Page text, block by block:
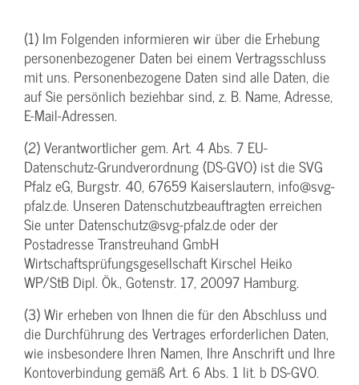
(1) Im Folgenden informieren wir über die Erhebung
personenbezogener Daten bei einem Vertragsschluss
mit uns. Personenbezogene Daten sind alle Daten, die
auf Sie persönlich beziehbar sind, z. B. Name, Adresse,
E-Mail-Adressen.
(2) Verantwortlicher gem. Art. 4 Abs. 7 EU-
Datenschutz-Grundverordnung (DS-GVO) ist die SVG
Pfalz eG, Burgstr. 40, 67659 Kaiserslautern, info@svg-
pfalz.de. Unseren Datenschutzbeauftragten erreichen
Sie unter Datenschutz@svg-pfalz.de oder der
Postadresse Transtreuhand GmbH
Wirtschaftsprüfungsgesellschaft Kirschel Heiko
WP/StB Dipl. Ök., Gotenstr. 17, 20097 Hamburg.
(3) Wir erheben von Ihnen die für den Abschluss und
die Durchführung des Vertrages erforderlichen Daten,
wie insbesondere Ihren Namen, Ihre Anschrift und Ihre
Kontoverbindung gemäß Art. 6 Abs. 1 lit. b DS-GVO.